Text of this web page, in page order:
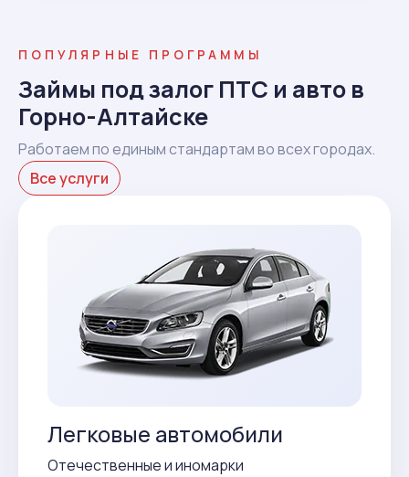
ПОПУЛЯРНЫЕ ПРОГРАММЫ
Займы под залог ПТС и авто в
Горно-Алтайске
Работаем по единым стандартам во всех городах.
Все услуги
Легковые автомобили
Отечественные и иномарки